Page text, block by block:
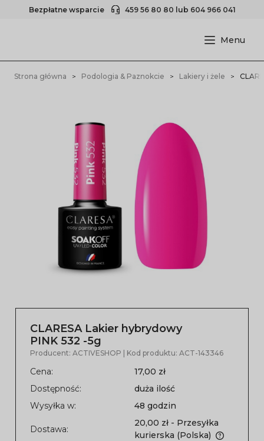
Bezpłatne wsparcie 459 56 80 80 lub 604 966 041
Strona główna Podologia & Paznokcie Lakiery i żele
CLARESA Lakier hybrydowy
PINK 532 -5g
Producent: ACTIVESHOP | Kod produktu: ACT-143346
Cena:
17,00 zł
Dostępność:
duża ilość
Wysyłka w:
48 godzin
Dostawa:
20,00 zł - Przesyłka
kurierska (Polska)